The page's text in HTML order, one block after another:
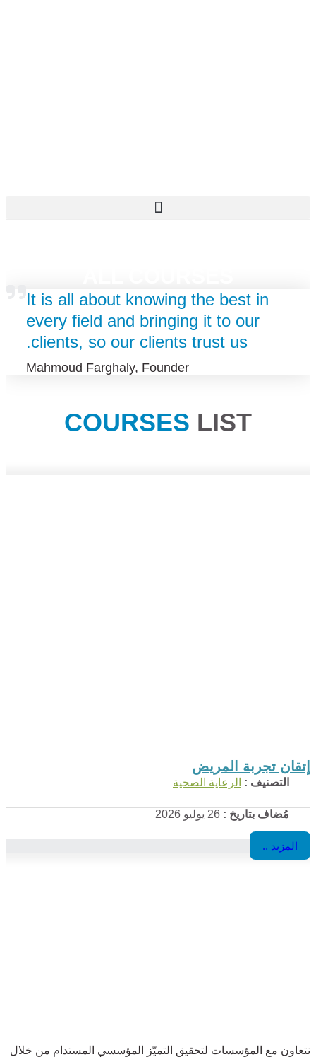
It is all about knowing the best in
every field and bringing it to our
clients, so our clients trust us.
Mahmoud Farghaly, Founder
COURSES LIST
إتقان تجربة المريض
التصنيف : الرعاية الصحية
مُضاف بتاريخ : 26 يوليو 2026
المزيد ..
نتعاون مع المؤسسات لتحقيق التميّز المؤسسي المستدام من خلال